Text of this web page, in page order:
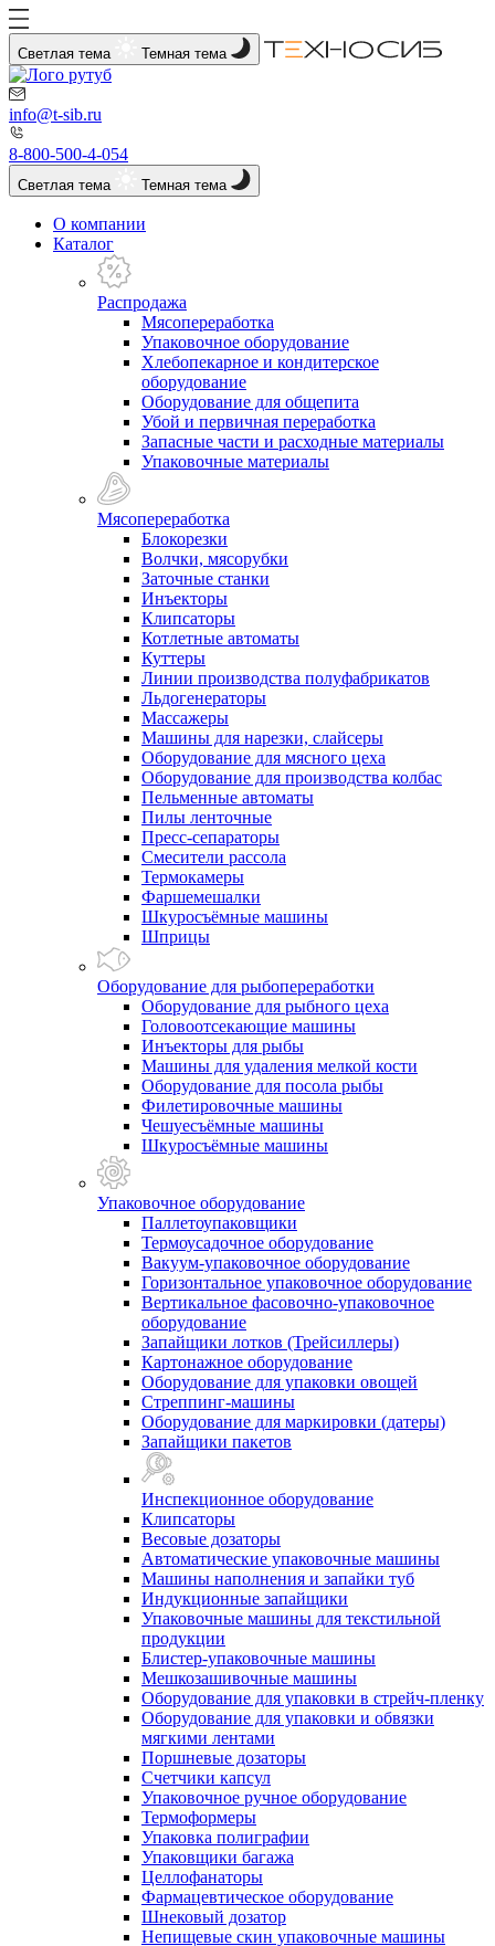
Светлая тема Темная тема
info@t-sib.ru
8-800-500-4-054
Светлая тема Темная тема
О компании
Каталог
Распродажа
Мясопереработка
Упаковочное оборудование
Хлебопекарное и кондитерское
оборудование
Оборудование для общепита
Убой и первичная переработка
Запасные части и расходные материалы
Упаковочные материалы
Мясопереработка
Блокорезки
Волчки, мясорубки
Заточные станки
Инъекторы
Клипсаторы
Котлетные автоматы
Куттеры
Линии производства полуфабрикатов
Льдогенераторы
Массажеры
Машины для нарезки, слайсеры
Оборудование для мясного цеха
Оборудование для производства колбас
Пельменные автоматы
Пилы ленточные
Пресс-сепараторы
Смесители рассола
Термокамеры
Фаршемешалки
Шкуросъёмные машины
Шприцы
Оборудование для рыбопереработки
Оборудование для рыбного цеха
Головоотсекающие машины
Инъекторы для рыбы
Машины для удаления мелкой кости
Оборудование для посола рыбы
Филетировочные машины
Чешуесъёмные машины
Шкуросъёмные машины
Упаковочное оборудование
Паллетоупаковщики
Термоусадочное оборудование
Вакуум-упаковочное оборудование
Горизонтальное упаковочное оборудование
Вертикальное фасовочно-упаковочное
оборудование
Запайщики лотков (Трейсиллеры)
Картонажное оборудование
Оборудование для упаковки овощей
Стреппинг-машины
Оборудование для маркировки (датеры)
Запайщики пакетов
Инспекционное оборудование
Клипсаторы
Весовые дозаторы
Автоматические упаковочные машины
Машины наполнения и запайки туб
Индукционные запайщики
Упаковочные машины для текстильной
продукции
Блистер-упаковочные машины
Мешкозашивочные машины
Оборудование для упаковки в стрейч-пленку
Оборудование для упаковки и обвязки
мягкими лентами
Поршневые дозаторы
Счетчики капсул
Упаковочное ручное оборудование
Термоформеры
Упаковка полиграфии
Упаковщики багажа
Целлофанаторы
Фармацевтическое оборудование
Шнековый дозатор
Непищевые скин упаковочные машины